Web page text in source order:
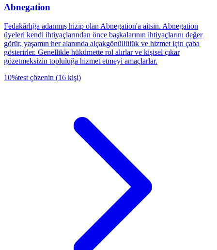
Abnegation
Fedakârlığa adanmış hizip olan Abnegation'a aitsin. Abnegation
üyeleri kendi ihtiyaçlarından önce başkalarının ihtiyaçlarını değer
görür, yaşamın her alanında alçakgönüllülük ve hizmet için çaba
gösterirler. Genellikle hükümette rol alırlar ve kişisel çıkar
gözetmeksizin topluluğa hizmet etmeyi amaçlarlar.
10%test çözenin (16 kişi)